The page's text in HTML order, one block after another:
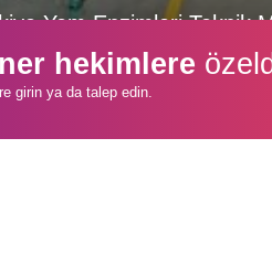
Yem Enzimleri Teknik
üretmeye
gereken detayları
hekimlere
girin ya da talep edin.